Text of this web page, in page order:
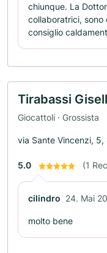
chiunque. La
collaboratrici, sono
consiglio
Tirabassi
Giocattoli · Grossista
via Sante Vincenzi,
5.0 (1
cilindro 24. Mai
molto bene